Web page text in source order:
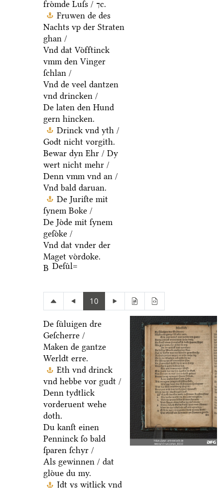
froͤmde Luſs / ⁊c.
Fruwen de des
Nachts vp der Straten
ghan /
Vnd dat Voͤfftinck
vmm den Vinger
ſchlan /
Vnd de veel dantzen
vnd drincken /
De laten den Hund
gern hincken.
Drinck vnd yth /
Godt nicht vorgith.
Bewar dyn Ehr / Dy
wert nicht mehr /
Denn vmm vnd an /
Vnd bald daruan.
De Juriſte mit
ſynem Boke /
De Joͤde mit ſynem
geſoͤke /
Vnd dat vnder der
Maget voͤrdoke.
B Deſuͤl=
10
De ſuͤluigen dre
Geſcherre /
Maken de gantze
Werldt erre.
Eth vnd drinck
vnd hebbe vor gudt /
Denn tydtlick
vorderuent wehe
doth.
Du kanſt einen
Penninck ſo bald
ſparen ſchyr /
Als gewinnen / dat
gloͤue du my.
Jdt ys witlick vnd